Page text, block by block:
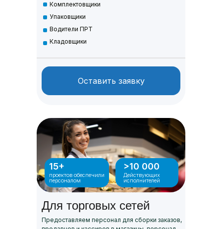
Оставить заявку
Комплектовщики
Упаковщики
Водители ПРТ
Кладовщики
Для торговых сетей
Предоставляем персонал для сборки заказов,
>10 000
Действующих
исполнителей
15+
проектов обеспечили
персоналом